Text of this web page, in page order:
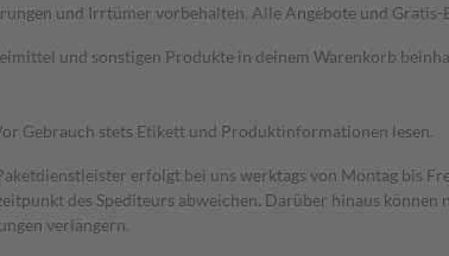
und Irrtümer vorbehalten. Alle Angebote und
und sonstigen Produkte in deinem Warenkorb
Gebrauch stets Etikett und Produktinformationen lesen.
erfolgt bei uns werktags von Montag bis
des Spediteurs abweichen. Darüber hinaus
verlängern.